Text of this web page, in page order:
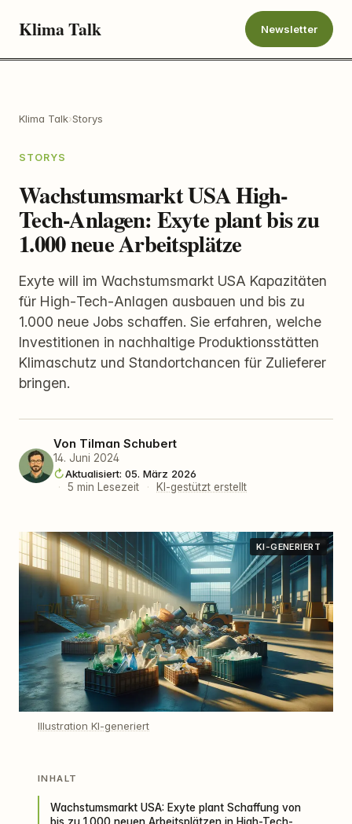
Klima Talk Newsletter
Klima Talk›Storys
STORYS
Wachstumsmarkt USA High-
Tech-Anlagen: Exyte plant bis zu
1.000 neue Arbeitsplätze
Exyte will im Wachstumsmarkt USA Kapazitäten
für High‑Tech‑Anlagen ausbauen und bis zu
1.000 neue Jobs schaffen. Sie erfahren, welche
Investitionen in nachhaltige Produktionsstätten
Klimaschutz und Standortchancen für Zulieferer
bringen.
Von Tilman Schubert
14. Juni 2024
Aktualisiert: 05. März 2026
·
5 min Lesezeit · KI-gestützt erstellt
KI-GENERIERT
Illustration KI-generiert
INHALT
Wachstumsmarkt USA: Exyte plant Schaffung von
bis zu 1.000 neuen Arbeitsplätzen in High-Tech-